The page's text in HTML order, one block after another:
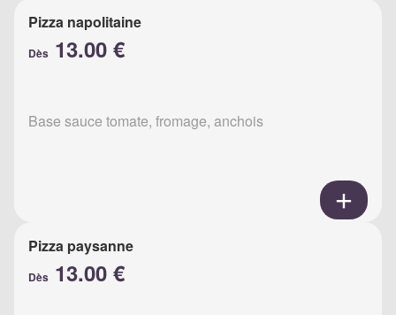
Pizza napolitaine
Dès 13.00 €
Base sauce tomate, fromage, anchois
Pizza paysanne
Dès 13.00 €